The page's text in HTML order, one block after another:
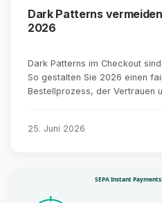
Dark Patterns
2026
Dark Patterns im Checkout
So gestalten Sie 2026 einen
Bestellprozess, der Vertrauen
25. Juni 2026
SEPA Instant